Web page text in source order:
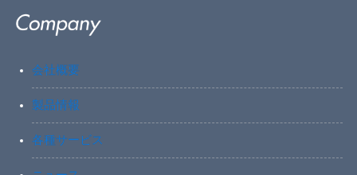
会社概要
製品情報
各種サービス